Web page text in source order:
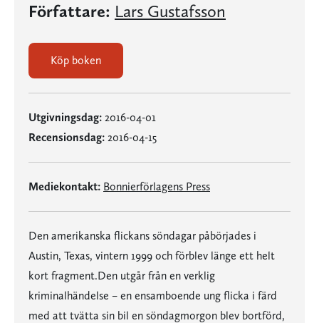
Författare: Lars Gustafsson
Köp boken
Utgivningsdag: 2016-04-01
Recensionsdag: 2016-04-15
Mediekontakt: Bonnierförlagens Press
Den amerikanska flickans söndagar påbörjades i
Austin, Texas, vintern 1999 och förblev länge ett helt
kort fragment.Den utgår från en verklig
kriminalhändelse – en ensamboende ung flicka i färd
med att tvätta sin bil en söndagmorgon blev bortförd,